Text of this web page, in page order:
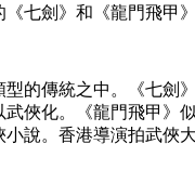
七劍》和《龍門飛甲》
的傳統之中。《七劍
俠化。《龍門飛甲
說。香港導演拍武俠